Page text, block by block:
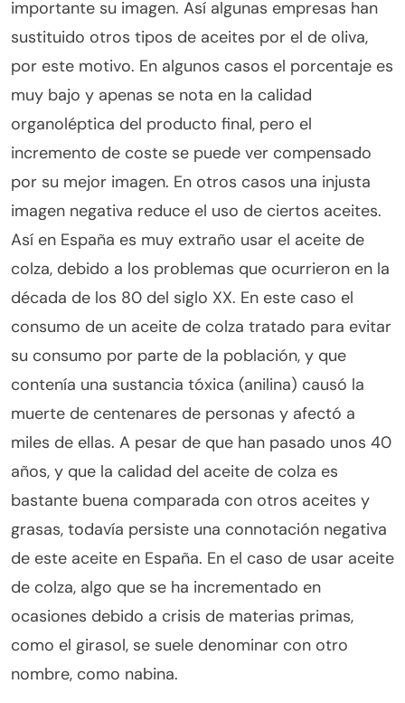
importante su imagen. Así algunas empresas han
sustituido otros tipos de aceites por el de oliva,
por este motivo. En algunos casos el porcentaje es
muy bajo y apenas se nota en la calidad
organoléptica del producto final, pero el
incremento de coste se puede ver compensado
por su mejor imagen. En otros casos una injusta
imagen negativa reduce el uso de ciertos aceites.
Así en España es muy extraño usar el aceite de
colza, debido a los problemas que ocurrieron en la
década de los 80 del siglo XX. En este caso el
consumo de un aceite de colza tratado para evitar
su consumo por parte de la población, y que
contenía una sustancia tóxica (anilina) causó la
muerte de centenares de personas y afectó a
miles de ellas. A pesar de que han pasado unos 40
años, y que la calidad del aceite de colza es
bastante buena comparada con otros aceites y
grasas, todavía persiste una connotación negativa
de este aceite en España. En el caso de usar aceite
de colza, algo que se ha incrementado en
ocasiones debido a crisis de materias primas,
como el girasol, se suele denominar con otro
nombre, como nabina.